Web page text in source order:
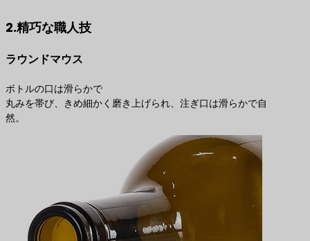
2.精巧な職人技
ラウンドマウス
ボトルの口は滑らかで
丸みを帯び、きめ細かく磨き上げられ、注ぎ口は滑らかで自
然。